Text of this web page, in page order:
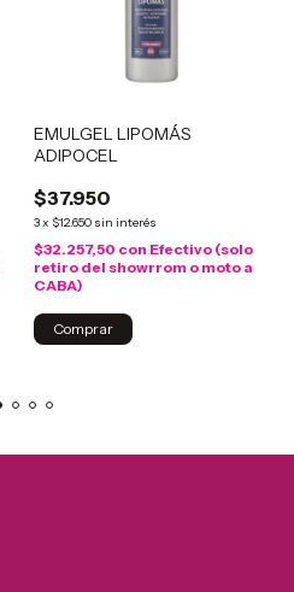
EMULGEL LIPOMÁS
ADIPOCEL
$37.950
3x $12.650 sin interés
$32.257,50 con Efectivo (solo
retiro del showrrom o moto a
CABA)